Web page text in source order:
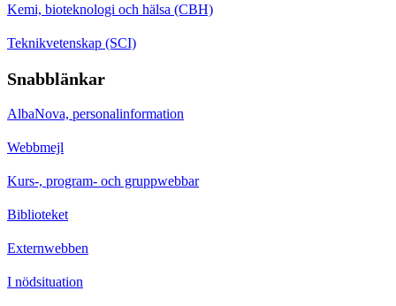
Kemi, bioteknologi och hälsa (CBH)
Teknikvetenskap (SCI)
Snabblänkar
AlbaNova, personalinformation
Webbmejl
Kurs-, program- och gruppwebbar
Biblioteket
Externwebben
I nödsituation